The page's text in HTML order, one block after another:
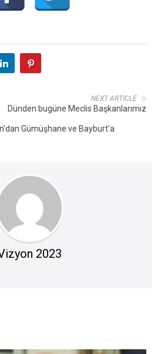
NEXT ARTICLE
Dünden bugüne Meclis Başkanlarımız
Gümüşhane ve Bayburt'a
2023